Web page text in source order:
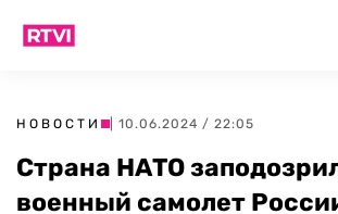
НОВОСТИ | 10.06.2024 / 22:05
Страна НАТО
военный самолет